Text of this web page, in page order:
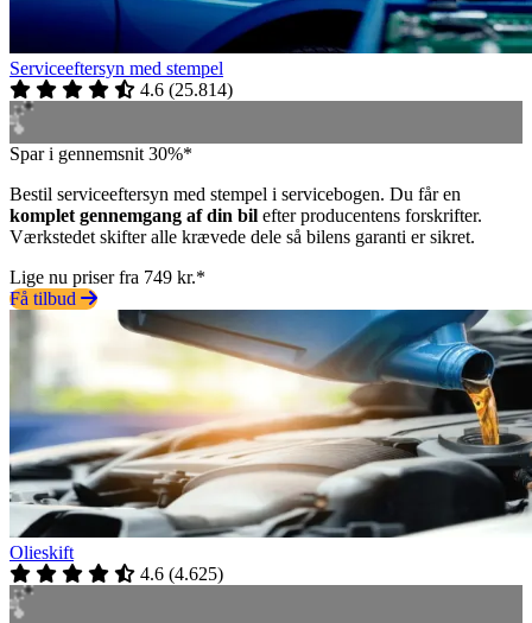
Serviceeftersyn med stempel
4.6 (25.814)
Spar i gennemsnit 30%*
Bestil serviceeftersyn med stempel i servicebogen. Du får en
komplet gennemgang af din bil efter producentens forskrifter.
Værkstedet skifter alle krævede dele så bilens garanti er sikret.
Lige nu priser fra 749 kr.*
Få tilbud
Olieskift
4.6 (4.625)